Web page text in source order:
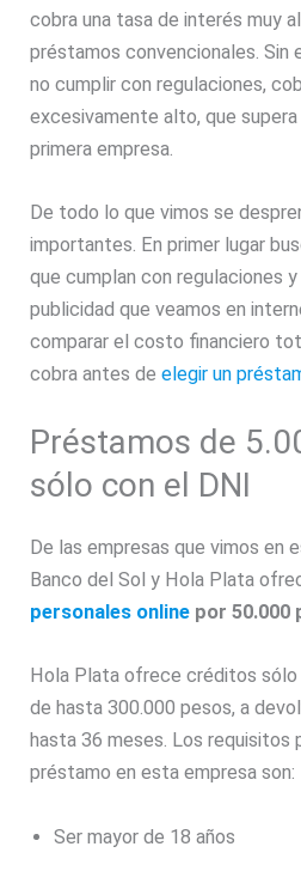
cobra una tasa de interés muy
préstamos convencionales. Sin
no cumplir con regulaciones,
excesivamente alto, que
primera empresa.
De todo lo que vimos se
importantes. En primer lugar
que cumplan con regulaciones
publicidad que veamos en
comparar el costo financiero
cobra antes deelegir un
Préstamos de
sólo con el DNI
De las empresas que vimos en
Banco del Sol y Hola Plata
personales online por 50.000
Hola Plata ofrece créditos
de hasta 300.000 pesos, a
hasta 36 meses. Los requisitos
préstamo en esta empresa son:
Ser mayor de 18 años